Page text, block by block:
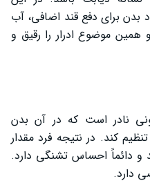
بدن برای دفع قند اضافی، آب
همین موضوع ادرار را رقیق و
نادر است که در آن بدن
کند. در نتیجه فرد مقدار
و دائماً احساس تشنگی دارد.
دارد.